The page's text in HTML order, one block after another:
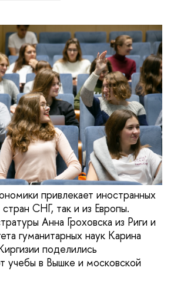
привлекает иностранных
стран СНГ, так и из Европы.
Анна Гроховска из Риги и
гуманитарных наук Карина
поделились
учебы в Вышке и московской